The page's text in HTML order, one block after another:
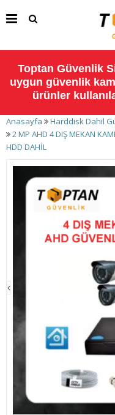
Toptan Güvenlik
uygun güvenlik
ürünler
Anasayfa
Harddisk Dahil
2 MP AHD 4 DIŞ MEKAN
HDD DAHİL